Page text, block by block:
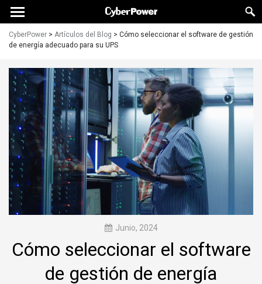
CyberPower > Artículos del Blog > Cómo seleccionar el software de gestión
de energía adecuado para su UPS
Junio, 2024
Cómo seleccionar el software
de gestión de energía